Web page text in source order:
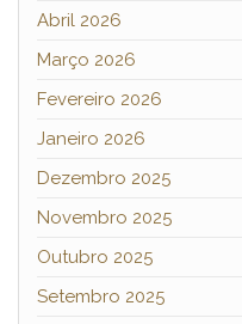
Abril 2026
Março 2026
Fevereiro 2026
Janeiro 2026
Dezembro 2025
Novembro 2025
Outubro 2025
Setembro 2025